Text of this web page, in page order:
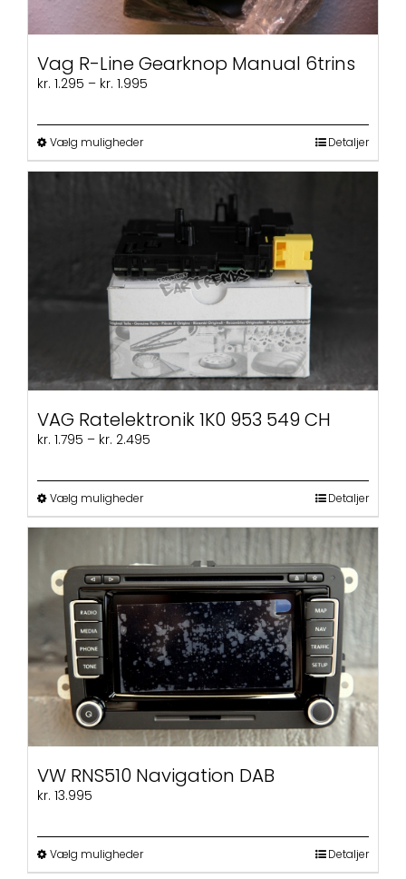
Vag R-Line Gearknop Manual 6trins
kr. 1.295 – kr. 1.995
Vælg mulighederDette
vare
varianter.
Mulighederne
kan
vælges
på
varesiden
Detaljer
VAG Ratelektronik 1K0 953 549 CH
kr. 1.795 – kr. 2.495
Vælg mulighederDette
vare
har
varianter.
Mulighederne
kan
vælges
på
varesiden
Detaljer
VW RNS510 Navigation DAB
kr. 13.995
Vælg mulighederDette
vare
Detaljer